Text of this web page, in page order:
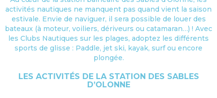
activités nautiques ne manquent pas quand vient la saison
estivale. Envie de naviguer, il sera possible de louer des
bateaux (à moteur, voiliers, dériveurs ou catamaran…) ! Avec
les Clubs Nautiques sur les plages, adoptez les différents
sports de glisse : Paddle, jet ski, kayak, surf ou encore
plongée.
LES ACTIVITÉS DE LA STATION DES SABLES
D’OLONNE